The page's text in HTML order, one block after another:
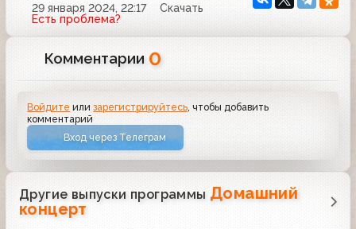
29 января 2024, 22:17
Скачать
Есть проблема?
Комментарии 0
Войдите илизарегистрируйтесь , чтобы добавить
комментарий
Вход через Телеграм
Другие выпуски программы Домашний
концерт